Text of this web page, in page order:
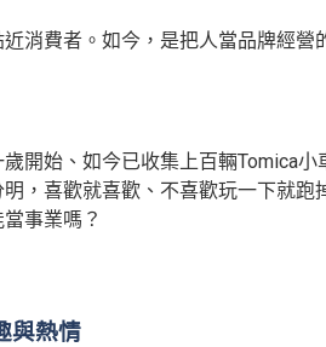
消費者。如今，是把人當品牌經
開始、如今已收集上百輛Tomica
，喜歡就喜歡、不喜歡玩一下就
事業嗎？
與熱情